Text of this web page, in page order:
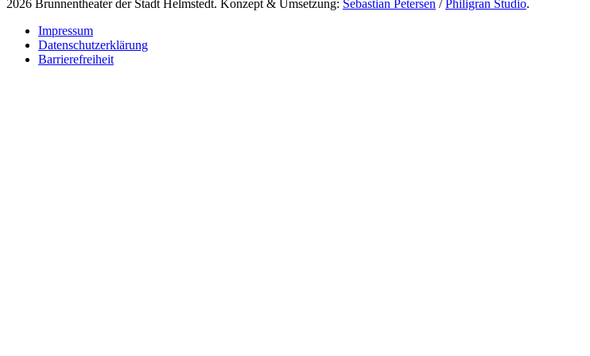
2026 Brunnentheater der Stadt Helmstedt. Konzept & Umsetzung: Sebastian Petersen / Philigran Studio.
Impressum
Datenschutzerklärung
Barrierefreiheit